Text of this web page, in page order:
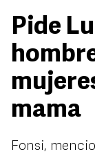
Pide
mama
Fonsi,